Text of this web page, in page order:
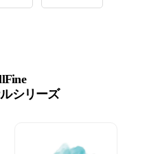
シリーズ